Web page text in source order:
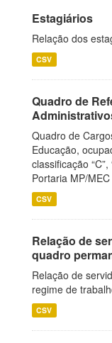
Estagiários
Relação dos
CSV
Quadro de
Quadro de
Educação,
classificação
Portaria MP/
CSV
Relação de
quadro
Relação de
regime de
CSV